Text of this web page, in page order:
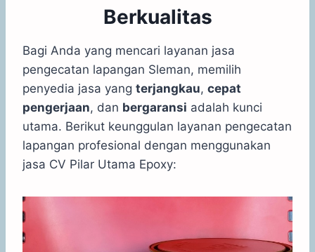
Berkualitas
Bagi Anda yang mencari layanan jasa
pengecatan lapangan Sleman, memilih
penyedia jasa yang terjangkau, cepat
pengerjaan, dan bergaransi adalah kunci
utama. Berikut keunggulan layanan pengecatan
lapangan profesional dengan menggunakan
jasa CV Pilar Utama Epoxy: